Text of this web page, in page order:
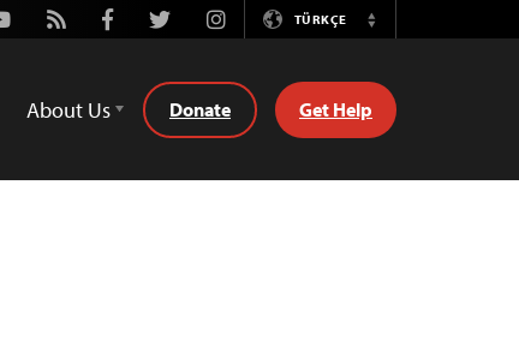
Rss FacebookTwitterInstagramTÜRKÇE
Switch
About Us Donate Get Help